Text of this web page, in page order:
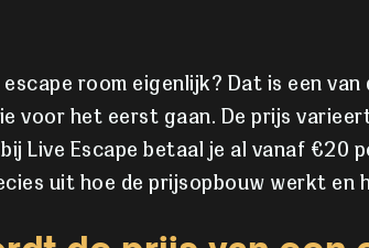
room eigenlijk? Dat is een
voor het eerst gaan. De prijs
Live Escape betaal je al vanaf €20
uit hoe de prijsopbouw werkt en